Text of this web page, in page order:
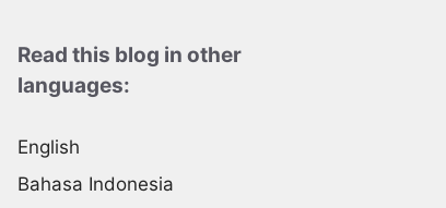
Read this blog in other
languages:
English
Bahasa Indonesia